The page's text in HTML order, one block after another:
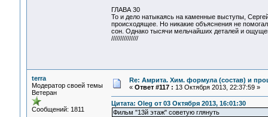
ГЛАВА 30
То и дело натыкаясь на каменные выступы,
происходящее. Но никакие объяснения не
сон. Однако тысячи мельчайших деталей и
///////////////
terra
Модератор своей темы
Ветеран
Сообщений: 1811
Re: Амрита. Хим. формула (состав) и
« Ответ #117 : 13 Октября 2013, 22:37:59 »
Цитата: Oleg от 03 Октября 2013, 16:01:30
Фильм "13й этаж" советую глянуть